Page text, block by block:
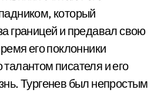
который
границей и предавал свою
его поклонники
писателя и его
Тургенев был непростым